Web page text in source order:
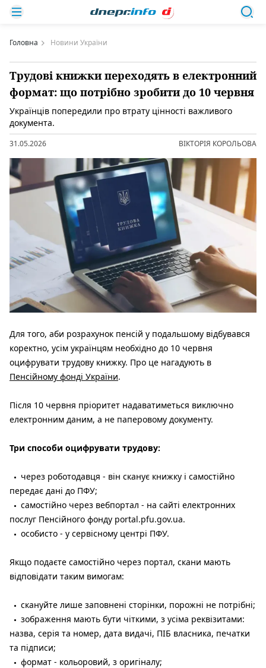
Головна Новини України
Трудові книжки переходять в електронний
формат: що потрібно зробити до 10 червня
Українців попередили про втрату цінності важливого
документа.
31.05.2026 ВІКТОРІЯ КОРОЛЬОВА
Для того, аби розрахунок пенсій у подальшому відбувався
коректно, усім українцям необхідно до 10 червня
оцифрувати трудову книжку. Про це нагадують в
Пенсійному фонді України.
Після 10 червня пріоритет надаватиметься виключно
електронним даним, а не паперовому документу.
Три способи оцифрувати трудову:
через роботодавця - він сканує книжку і самостійно
передає дані до ПФУ;
самостійно через вебпортал - на сайті електронних
послуг Пенсійного фонду portal.pfu.gov.ua.
особисто - у сервісному центрі ПФУ.
Якщо подаєте самостійно через портал, скани мають
відповідати таким вимогам:
скануйте лише заповнені сторінки, порожні не потрібні;
зображення мають бути чіткими, з усіма реквізитами:
назва, серія та номер, дата видачі, ПІБ власника, печатки
та підписи;
формат - кольоровий, з оригіналу;